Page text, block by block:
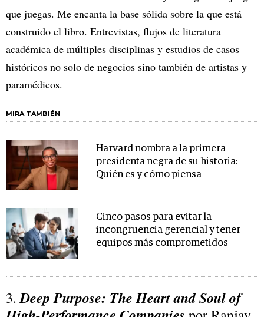
que juegas. Me encanta la base sólida sobre la que está
construido el libro. Entrevistas, flujos de literatura
académica de múltiples disciplinas y estudios de casos
históricos no solo de negocios sino también de artistas y
paramédicos.
MIRA TAMBIÉN
Harvard nombra a la primera
presidenta negra de su historia:
Quién es y cómo piensa
Cinco pasos para evitar la
incongruencia gerencial y tener
equipos más comprometidos
3.Deep Purpose: The Heart and Soul of